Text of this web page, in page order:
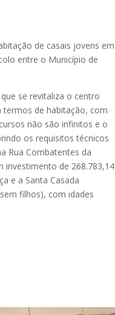
de casais jovens em
entre o Município de
se revitaliza o centro
termos de habitação, com
não são infinitos e o
os requisitos técnicos
Rua Combatentes da
investimento de 268.783,14
e a Santa Casada
filhos), com idades